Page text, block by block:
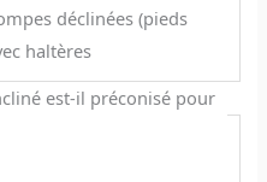
déclinées (pieds
haltères
est-il préconisé pour